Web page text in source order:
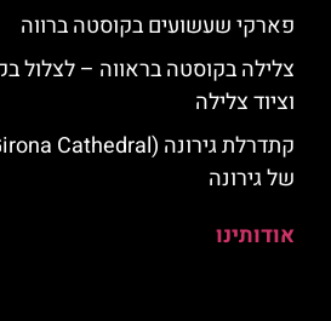
פארקי שעשועים בקוסטה ברווה
צלילה בקוסטה בראווה – לצלול
וציוד צלילה
של גירונה
אודותינו